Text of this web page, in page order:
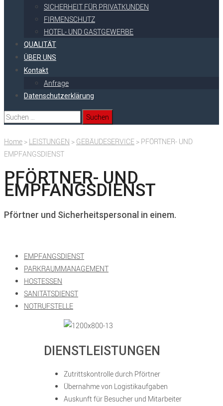
SICHERHEIT FÜR PRIVATKUNDEN
FIRMENSCHUTZ
HOTEL- UND GASTGEWERBE
QUALITÄT
ÜBER UNS
Kontakt
Anfrage
Datenschutzerklärung
Suchen
nach:
Home > LEISTUNGEN > GEBÄUDESERVICE > PFÖRTNER- UND
EMPFANGSDIENST
PFÖRTNER- UND
EMPFANGSDIENST
Pförtner und Sicherheitspersonal in einem.
EMPFANGSDIENST
PARKRAUMMANAGEMENT
HOSTESSEN
SANITÄTSDIENST
NOTRUFSTELLE
DIENSTLEISTUNGEN
Zutrittskontrolle durch Pförtner
Übernahme von Logistikaufgaben
Auskunft für Besucher und Mitarbeiter